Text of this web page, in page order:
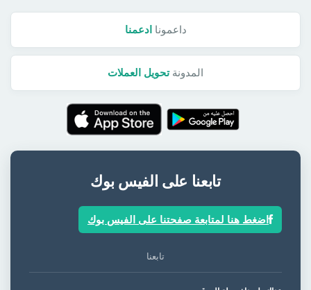
داعمونا ادعمنا
المدونةتحويل العملات
تابعنا على الفيس بوك
اضغط هنا لمتابعة صفحتنا على الفيس بوك
تابعنا